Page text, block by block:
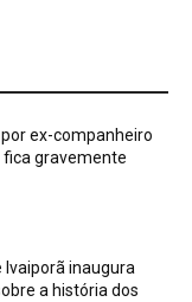
ex-companheiro
gravemente
Ivaiporã inaugura
a história dos